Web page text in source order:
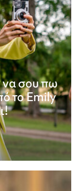
να σου πω
το Emily